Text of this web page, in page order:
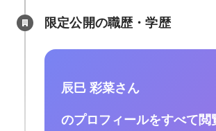
限定公開の職歴・学歴
辰巳 彩菜さん
のプロフィールをすべて閲